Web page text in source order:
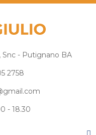
Snc - Putignano BA
2758
- 18.30